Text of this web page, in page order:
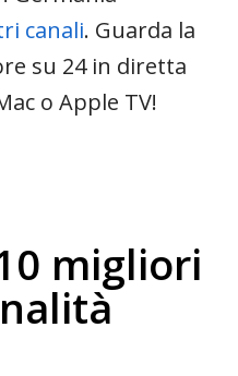
canali. Guarda la
su 24 in diretta
o Apple TV!
migliori